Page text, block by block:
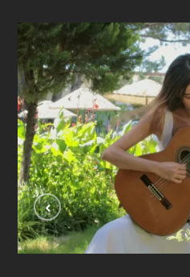
Se Ela Perguntar (